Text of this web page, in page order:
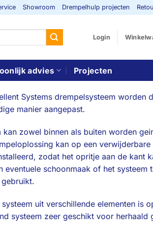
Showroom Drempelhulp projecten
Login
advies Projecten
Systems drempelsysteem worden
manier aangepast.
kan zowel binnen als buiten worden
kan op een verwijderbare
zodat het opritje aan de kant
eventuele schoonmaak of het systeem
uit verschillende elementen is
systeem zeer geschikt voor herhaald